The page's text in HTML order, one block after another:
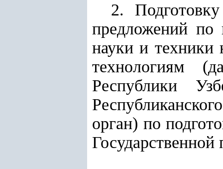
2.
предложений по
науки и техники
технологиям
Республики
орган) по